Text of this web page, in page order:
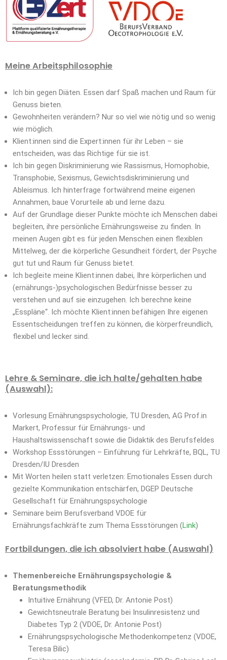
Meine Arbeitsphilosophie
Ich bin gegen Diäten. Essen darf Spaß machen und Raum für
Genuss bieten.
Gewohnheiten verändern? Nur so viel wie nötig und so wenig
wie möglich.
Klient:innen sind die Expert:innen für ihr Leben – sie
entscheiden, was das Richtige für sie ist.
Ich bin gegen Diskriminierung wie Rassismus, Homophobie,
Transphobie, Sexismus, Gewichtsdiskriminierung und
Ableismus. Ich hinterfrage fortwährend meine eigenen
Annahmen, baue Vorurteile ab und lerne dazu.
Auf der Grundlage dieser Punkte möchte ich Menschen dabei
begleiten, ihre persönliche Ernährungsweise zu finden. In
meinen Augen gibt es für jeden Menschen einen flexiblen
Mittelweg, der die körperliche Gesundheit fördert, der Psyche
gut tut und Raum für Genuss bietet.
Ich begleite meine Klient:innen dabei, Ihre körperlichen und
(ernährungs-)psychologischen Bedürfnisse besser zu
verstehen und auf sie einzugehen. Ich berechne keine
„Esspläne“. Ich möchte Klient:innen befähigen Ihre eigenen
Essentscheidungen treffen zu können, die körperfreundlich,
flexibel und lecker sind.
Lehre & Seminare, die ich halte/gehalten habe
(Auswahl):
Vorlesung Ernährungspsychologie, TU Dresden, AG Prof.in
Markert, Professur für Ernährungs- und
Haushaltswissenschaft sowie die Didaktik des Berufsfeldes
Workshop Essstörungen – Einführung für Lehrkräfte, BQL, TU
Dresden/IU Dresden
Mit Worten heilen statt verletzen: Emotionales Essen durch
gezielte Kommunikation entschärfen, DGEP Deutsche
Gesellschaft für Ernährungspsychologie
Seminare beim Berufsverband VDOE für
Ernährungsfachkräfte zum Thema Essstörungen (Link)
Fortbildungen, die ich absolviert habe (Auswahl)
Themenbereiche Ernährungspsychologie &
Beratungsmethodik
Intuitive Ernährung (VFED, Dr. Antonie Post)
Gewichtsneutrale Beratung bei Insulinresistenz und
Diabetes Typ 2 (VDOE, Dr. Antonie Post)
Ernährungspsychologische Methodenkompetenz (VDOE,
Teresa Bilic)